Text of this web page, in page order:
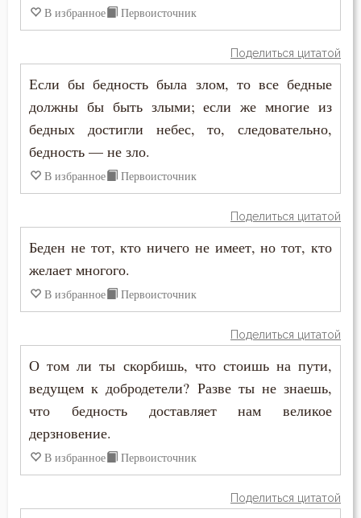
Вечные муки
Власть
Воздаяние
Воздержание
Вознесение
Воля
Воскресение
Воспитание
Ефрем Сирин
Иаков Низибийский
Игнатий Брянчанинов
Иероним Стридонский
Иларион Оптинский (Пономарёв)
Илия Екдик
Иоанн (Максимович)
Иоанн Златоуст
Иоанн Карпафский
В избранное Первоисточник
Поделиться цитатой
Если бы бедность была злом, то все бедные
должны бы быть злыми; если же многие из
бедных достигли небес, то, следовательно,
бедность — не зло.
В избранное Первоисточник
Поделиться цитатой
Беден не тот, кто ничего не имеет, но тот, кто
желает многого.
В избранное Первоисточник
Поделиться цитатой
О том ли ты скорбишь, что стоишь на пути,
ведущем к добродетели? Разве ты не знаешь,
что бедность доставляет нам великое
дерзновение.
В избранное Первоисточник
Поделиться цитатой